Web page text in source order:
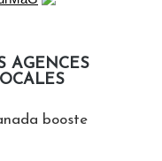
AGENCES
booste